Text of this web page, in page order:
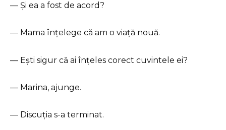
— Și ea a fost de acord?
— Mama înțelege că am o viață nouă.
— Ești sigur că ai înțeles corect cuvintele ei?
— Marina, ajunge.
— Discuția s-a terminat.